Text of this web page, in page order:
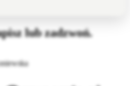
lub zadzwoń.